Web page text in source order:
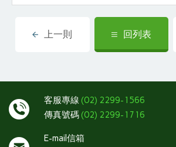
上一則 回列表
客服專線 (02) 2299-1566
傳真號碼(02) 2299-1716
E-mail信箱